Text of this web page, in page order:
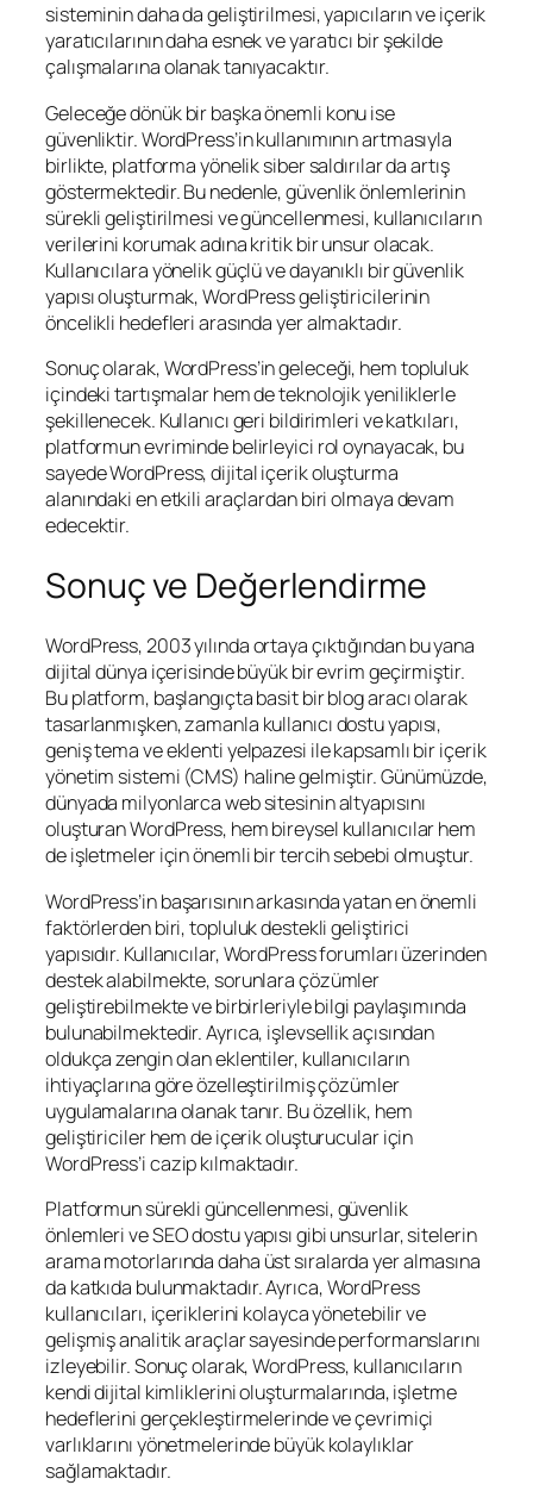
sisteminin daha da geliştirilmesi, yapıcıların ve içerik
yaratıcılarının daha esnek ve yaratıcı bir şekilde
çalışmalarına olanak tanıyacaktır.
Geleceğe dönük bir başka önemli konu ise
güvenliktir. WordPress’in kullanımının artmasıyla
birlikte, platforma yönelik siber saldırılar da artış
göstermektedir. Bu nedenle, güvenlik önlemlerinin
sürekli geliştirilmesi ve güncellenmesi, kullanıcıların
verilerini korumak adına kritik bir unsur olacak.
Kullanıcılara yönelik güçlü ve dayanıklı bir güvenlik
yapısı oluşturmak, WordPress geliştiricilerinin
öncelikli hedefleri arasında yer almaktadır.
Sonuç olarak, WordPress’in geleceği, hem topluluk
içindeki tartışmalar hem de teknolojik yeniliklerle
şekillenecek. Kullanıcı geri bildirimleri ve katkıları,
platformun evriminde belirleyici rol oynayacak, bu
sayede WordPress, dijital içerik oluşturma
alanındaki en etkili araçlardan biri olmaya devam
edecektir.
Sonuç ve Değerlendirme
WordPress, 2003 yılında ortaya çıktığından bu yana
dijital dünya içerisinde büyük bir evrim geçirmiştir.
Bu platform, başlangıçta basit bir blog aracı olarak
tasarlanmışken, zamanla kullanıcı dostu yapısı,
geniş tema ve eklenti yelpazesi ile kapsamlı bir içerik
yönetim sistemi (CMS) haline gelmiştir. Günümüzde,
dünyada milyonlarca web sitesinin altyapısını
oluşturan WordPress, hem bireysel kullanıcılar hem
de işletmeler için önemli bir tercih sebebi olmuştur.
WordPress’in başarısının arkasında yatan en önemli
faktörlerden biri, topluluk destekli geliştirici
yapısıdır. Kullanıcılar, WordPress forumları üzerinden
destek alabilmekte, sorunlara çözümler
geliştirebilmekte ve birbirleriyle bilgi paylaşımında
bulunabilmektedir. Ayrıca, işlevsellik açısından
oldukça zengin olan eklentiler, kullanıcıların
ihtiyaçlarına göre özelleştirilmiş çözümler
uygulamalarına olanak tanır. Bu özellik, hem
geliştiriciler hem de içerik oluşturucular için
WordPress’i cazip kılmaktadır.
Platformun sürekli güncellenmesi, güvenlik
önlemleri ve SEO dostu yapısı gibi unsurlar, sitelerin
arama motorlarında daha üst sıralarda yer almasına
da katkıda bulunmaktadır. Ayrıca, WordPress
kullanıcıları, içeriklerini kolayca yönetebilir ve
gelişmiş analitik araçlar sayesinde performanslarını
izleyebilir. Sonuç olarak, WordPress, kullanıcıların
kendi dijital kimliklerini oluşturmalarında, işletme
hedeflerini gerçekleştirmelerinde ve çevrimiçi
varlıklarını yönetmelerinde büyük kolaylıklar
sağlamaktadır.